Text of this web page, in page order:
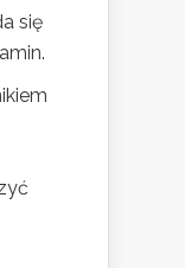
się